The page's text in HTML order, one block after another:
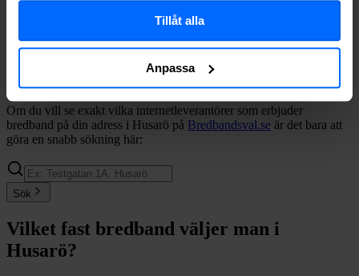
Tillåt alla
Anpassa
Telenor
Fiber
49%
Om du vill se exakt vilka internetleverantörer som erbjuder
bredband på din adress i Husarö på Bredbandsval.se är det bara att
göra en snabb sökning här:
Sök
Vilket fast bredband väljer man i
Husarö?